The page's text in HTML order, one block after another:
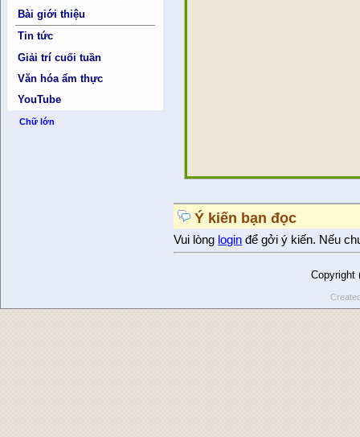
Bài giới thiệu
Tin tức
Giải trí cuối tuần
Văn hóa ẩm thực
YouTube
Chữ lớn
Ý kiến bạn đọc
Vui lòng login để gởi ý kiến. Nếu
Copyright